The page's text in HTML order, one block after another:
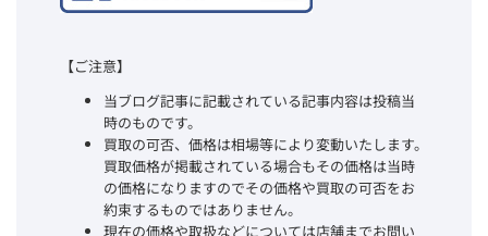
【ご注意】
当ブログ記事に記載されている記事内容は投稿当
時のものです。
買取の可否、価格は相場等により変動いたします。
買取価格が掲載されている場合もその価格は当時
の価格になりますのでその価格や買取の可否をお
約束するものではありません。
現在の価格や取扱などについては店舗までお問い